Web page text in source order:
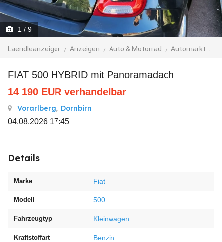
1 / 9
Laendleanzeiger Anzeigen Auto & Motorrad Automarkt
FIAT 500 HYBRID mit Panoramadach
14 190 EUR verhandelbar
Vorarlberg, Dornbirn
04.08.2026 17:45
Details
Marke Fiat
Modell 500
Fahrzeugtyp Kleinwagen
Kraftstoffart Benzin